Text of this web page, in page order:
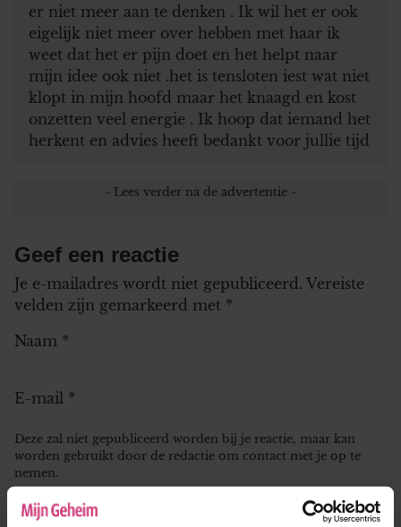
er niet meer aan te denken . Ik wil het er ook
eigelijk niet meer over hebben met haar ik
weet dat het er pijn doet en het helpt naar
mijn idee ook niet .het is tensloten iest wat niet
klopt in mijn hoofd maar het knaagd en kost
onzetten veel energie . Ik hoop dat iemand het
herkent en advies heeft bedankt voor jullie tijd
Geef een reactie
Je e-mailadres wordt niet gepubliceerd. Vereiste
velden zijn gemarkeerd met *
Naam *
E-mail *
Deze zal niet gepubliceerd worden bij je reactie, maar kan
worden gebruikt door de redactie om contact met je op te
nemen.
Leeftijd*